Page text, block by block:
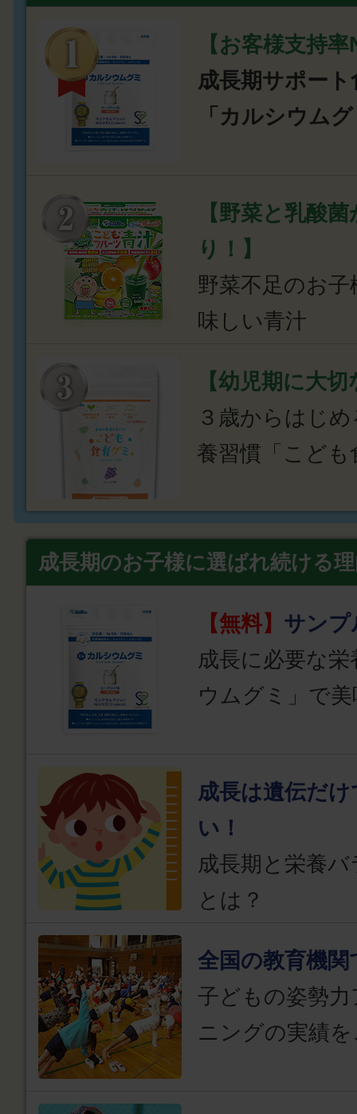
【お客様支持
成長期サポート
「カルシウム
【野菜と乳酸
り！】
野菜不足のお
味しい青汁
【幼児期に大
３歳からはじ
養習慣「こども
成長期のお子様に選ばれ続ける
【無料】 サンプ
成長に必要な
ウムグミ」で
成長は遺伝だ
い！
成長期と栄養
とは？
全国の教育機関
子どもの姿勢
ニングの実績